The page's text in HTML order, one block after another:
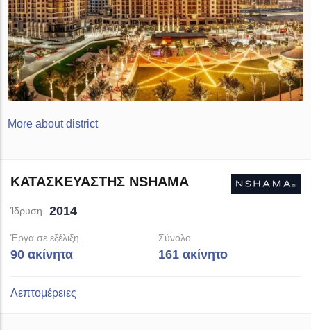
More about district
ΚΑΤΑΣΚΕΥΑΣΤΉΣ NSHAMA
Ίδρυση 2014
Έργα σε εξέλιξη
90 ακίνητα
Σύνολο
161 ακίνητο
Λεπτομέρειες